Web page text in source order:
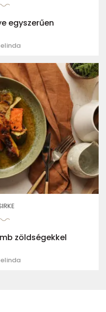
egyszerűen
zöldségekkel